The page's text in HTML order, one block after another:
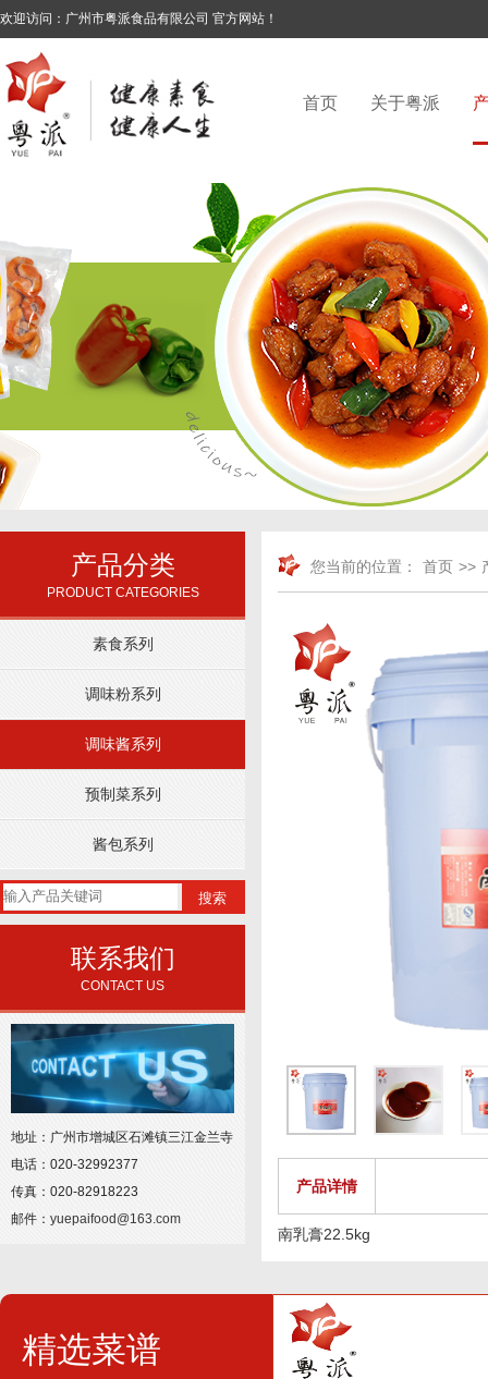
欢迎访问：广州市粤派食品有限公司 官方网站！
首页 关于粤派
产品分类
PRODUCT CATEGORIES
素食系列
调味粉系列
调味酱系列
预制菜系列
酱包系列
搜索
联系我们
CONTACT US
地址：广州市增城区石滩镇三江金兰寺
电话：020-32992377
传真：020-82918223
邮件： yuepaifood@163.com
您当前的位置： 首页 >>
产品详情
南乳膏22.5kg
精选菜谱